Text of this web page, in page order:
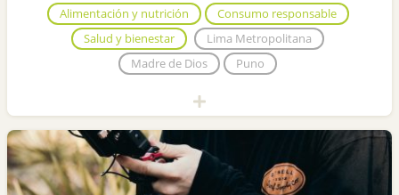
Alimentación y nutrición
Consumo responsable
Salud y bienestar
Lima Metropolitana
Madre de Dios
Puno